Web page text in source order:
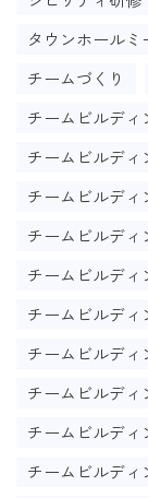
タウンホールミ
チームづくり
チームビルディ
チームビルディ
チームビルディ
チームビルディ
チームビルディ
チームビルディ
チームビルディ
チームビルディ
チームビルディ
チームビルディ